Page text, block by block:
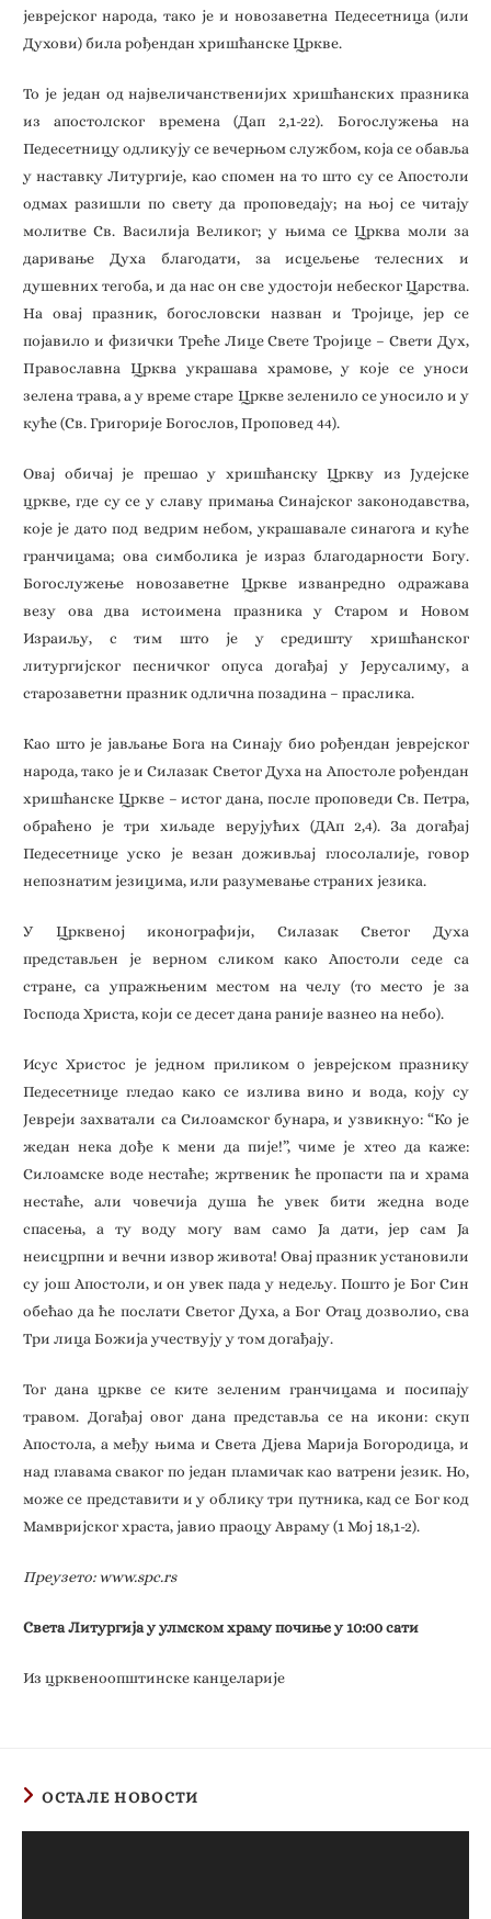
јеврејског народа, тако је и новозаветна Педесетница (или
Духови) била рођендан хришћанске Цркве.
То је један од највеличанственијих хришћанских празника
из апостолског времена (Дап 2,1-22). Богослужења на
Педесетницу одликују се вечерњом службом, која се обавља
у наставку Литургије, као спомен на то што су се Апостоли
одмах разишли по свету да проповедају; на њој се читају
молитве Св. Василија Великог; у њима се Црква моли за
даривање Духа благодати, за исцељење телесних и
душевних тегоба, и да нас он све удостоји небеског Царства.
На овај празник, богословски назван и Тројице, јер се
појавило и физички Tpeћe Лице Свете Тројице – Свети Дух,
Православна Црква украшава храмове, у које се уноси
зелена трава, а у време старе Цркве зеленило се уносило и у
куће (Св. Григорије Богослов, Проповед 44).
Овај обичај је прешао у хришћанску Цркву из Јудејске
цркве, где су се у славу примања Синајског законодавства,
које је дато под ведрим небом, украшавале синагога и куће
гранчицама; ова симболика је израз благодарности Богу.
Богослужење новозаветне Цркве изванредно одражава
везу ова два истоимена празника у Старом и Новом
Израиљу, с тим што је у средишту хришћанског
литургијског песничког опуса догађај у Јерусалиму, а
старозаветни празник одлична позадина – праслика.
Као што је јављање Бога на Синају био рођендан јеврејског
народа, тако је и Силазак Светог Духа на Апостоле рођендан
хришћанске Цркве – истог дана, после проповеди Св. Петра,
обраћено је три хиљаде верујућих (ДАп 2,4). За догађај
Педесетнице уско је везан доживљај глосолалије, говор
непознатим језицима, или разумевање страних језика.
У Црквеној иконографији, Силазак Светог Духа
представљен је верном сликом како Апостоли седе са
стране, са упражњеним местом на челу (то место је за
Господа Христа, који се десет дана раније вазнео на небо).
Исус Христос је једном приликом ο јеврејском празнику
Педесетнице гледао како се излива вино и вода, коју су
Јевреји захватали са Силоамског бунара, и узвикнуо: “Ко је
жедан нека дође κ мени да пије!”, чиме је хтео да каже:
Силоамске воде нестаће; жртвеник ће пропасти па и храма
нестаће, али човечија душа ће увек бити жедна воде
спасења, а ту воду могу вам само Ја дати, јер сам Ја
неисцрпни и вечни извор живота! Овај празник установили
су још Апостоли, и он увек пада у недељу. Пошто је Бог Син
обећао да ће послати Светог Духа, а Бог Отац дозволио, сва
Три лица Божија учествују у том догађају.
Тог дана цркве се ките зеленим гранчицама и посипају
травом. Догађај овог дана представља се на икони: скуп
Апостола, а међу њима и Света Дјева Марија Богородица, и
над главама сваког по један пламичак као ватрени језик. Но,
може се представити и у облику три путника, кад се Бог код
Мамвријског храста, јавио праоцу Авраму (1 Мој 18,1-2).
Преузето: www.spc.rs
Света Литургија у улмском храму почиње у 10:00 сати
Из црквеноопштинске канцеларије
ОСТАЛЕ НОВОСТИ